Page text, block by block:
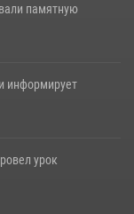
памятную
информирует
урок